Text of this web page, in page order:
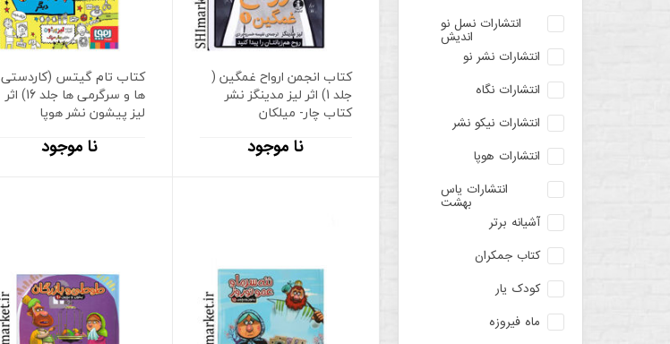
انتشارات نسل نو
اندیش
انتشارات نشر نو
انتشارات نگاه
انتشارات نیکو نشر
انتشارات هوپا
انتشارات یاس
بهشت
آشیانه برتر
کتاب جمکران
کودک یار
ماه فیروزه
کتاب انجمن ارواح غمگین (
جلد 1) اثر لیز مدینگز نشر
کتاب چار- میلکان
نا موجود
کتاب تام گیتس (کاردستی
ها و سرگرمی ها جلد 16) اثر
لیز پیشون نشر هوپا
نا موجود